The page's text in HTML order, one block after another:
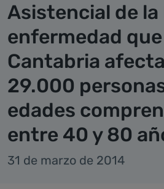
Asistencial de la
enfermedad
Cantabria
29.000
edades
entre 40 y 80
31 de marzo de 2014